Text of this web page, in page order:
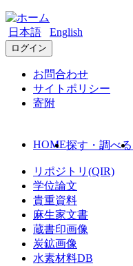
日本語 English
ログイン
お問合わせ
サイトポリシー
寄附
HOME探す・調べる
リポジトリ(QIR)
学位論文
貴重資料
麻生家文書
蔵書印画像
炭鉱画像
水素材料DB